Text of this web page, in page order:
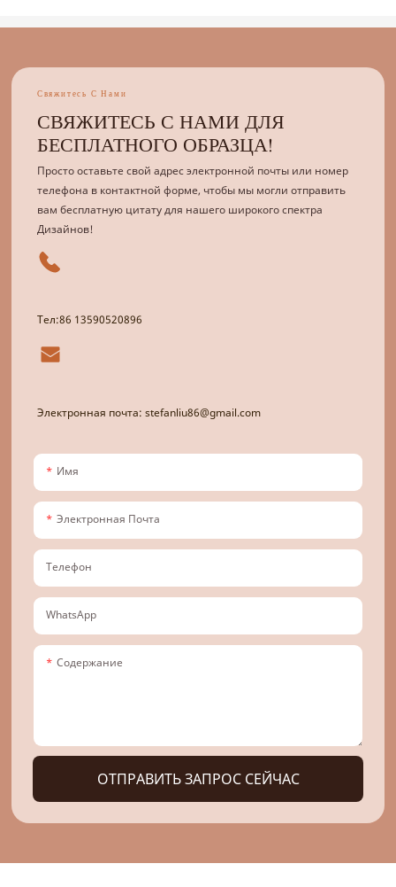
Свяжитесь С Нами
СВЯЖИТЕСЬ С НАМИ ДЛЯ
БЕСПЛАТНОГО ОБРАЗЦА!
Просто оставьте свой адрес электронной почты или номер
телефона в контактной форме, чтобы мы могли отправить
вам бесплатную цитату для нашего широкого спектра
Дизайнов!
Тел:86 13590520896
Электронная почта: stefanliu86@gmail.com
Имя
Электронная Почта
Телефон
WhatsApp
Содержание
ОТПРАВИТЬ ЗАПРОС СЕЙЧАС